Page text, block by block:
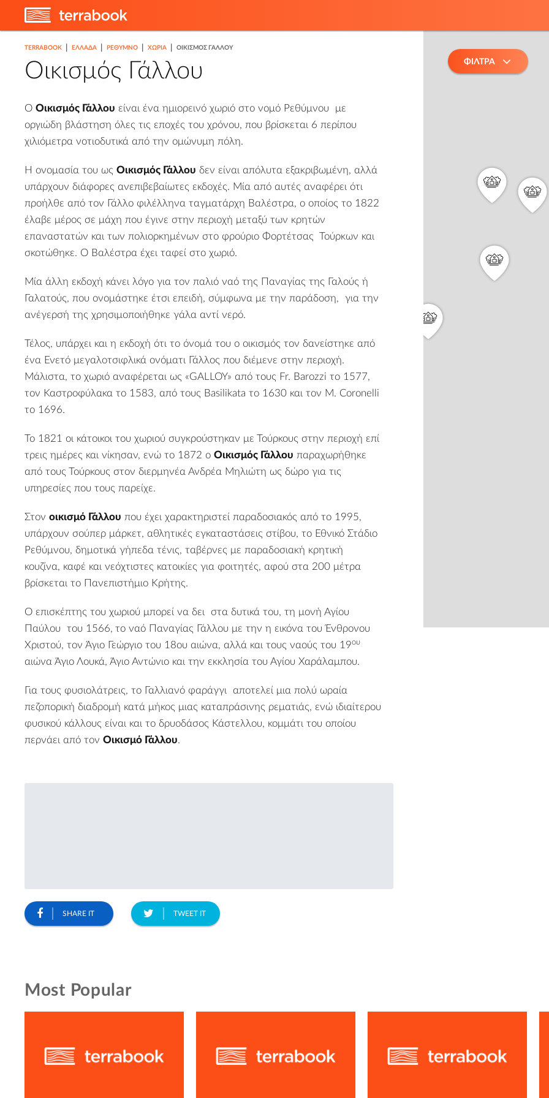
TERRABOOK ΕΛΛΑΔΑ ΡΈΘΥΜΝΟ ΧΩΡΙΆ ΟΙΚΙΣΜΌΣ ΓΆΛΛΟΥ
Οικισμός Γάλλου
Ο Oικισμός Γάλλου είναι ένα ημιορεινό χωριό στο νομό Ρεθύμνου με
οργιώδη βλάστηση όλες τις εποχές του χρόνου, που βρίσκεται 6 περίπου
χιλιόμετρα νοτιοδυτικά από την ομώνυμη πόλη.
Η ονομασία του ως Οικισμός Γάλλου δεν είναι απόλυτα εξακριβωμένη, αλλά
υπάρχουν διάφορες ανεπιβεβαίωτες εκδοχές. Μία από αυτές αναφέρει ότι
προήλθε από τον Γάλλο φιλέλληνα ταγματάρχη Βαλέστρα, ο οποίος το 1822
έλαβε μέρος σε μάχη που έγινε στην περιοχή μεταξύ των κρητών
επαναστατών και των πολιορκημένων στο φρούριο Φορτέτσας Τούρκων και
σκοτώθηκε. Ο Βαλέστρα έχει ταφεί στο χωριό.
Μία άλλη εκδοχή κάνει λόγο για τον παλιό ναό της Παναγίας της Γαλούς ή
Γαλατούς, που ονομάστηκε έτσι επειδή, σύμφωνα με την παράδοση, για την
ανέγερσή της χρησιμοποιήθηκε γάλα αντί νερό.
Τέλος, υπάρχει και η εκδοχή ότι το όνομά του ο οικισμός τον δανείστηκε από
ένα Ενετό μεγαλοτσιφλικά ονόματι Γάλλος που διέμενε στην περιοχή.
Μάλιστα, το χωριό αναφέρεται ως «GALLOY» από τους Fr. Barozzi το 1577,
τον Καστροφύλακα το 1583, από τους Basilikata το 1630 και τον M. Coronelli
το 1696.
Το 1821 οι κάτοικοι του χωριού συγκρούστηκαν με Τούρκους στην περιοχή επί
τρεις ημέρες και νίκησαν, ενώ το 1872 ο Οικισμός Γάλλου παραχωρήθηκε
από τους Τούρκους στον διερμηνέα Ανδρέα Μηλιώτη ως δώρο για τις
υπηρεσίες που τους παρείχε.
Στον οικισμό Γάλλου που έχει χαρακτηριστεί παραδοσιακός από το 1995,
υπάρχουν σούπερ μάρκετ, αθλητικές εγκαταστάσεις στίβου, το Εθνικό Στάδιο
Ρεθύμνου, δημοτικά γήπεδα τένις, ταβέρνες με παραδοσιακή κρητική
κουζίνα, καφέ και νεόχτιστες κατοικίες για φοιτητές, αφού στα 200 μέτρα
βρίσκεται το Πανεπιστήμιο Κρήτης.
Ο επισκέπτης του χωριού μπορεί να δει στα δυτικά του, τη μονή Αγίου
Παύλου του 1566, το ναό Παναγίας Γάλλου με την η εικόνα του Ένθρονου
Χριστού, τον Άγιο Γεώργιο του 18ου αιώνα, αλλά και τους ναούς του 19ου
αιώνα Άγιο Λουκά, Άγιο Αντώνιο και την εκκλησία του Αγίου Χαράλαμπου.
Για τους φυσιολάτρεις, το Γαλλιανό φαράγγι αποτελεί μια πολύ ωραία
πεζοπορική διαδρομή κατά μήκος μιας καταπράσινης ρεματιάς, ενώ ιδιαίτερου
φυσικού κάλλους είναι και το δρυοδάσος Κάστελλου, κομμάτι του οποίου
περνάει από τον Οικισμό Γάλλου.
SHARE IT TWEET IT
ΦΙΛΤΡΑ
Most Popular